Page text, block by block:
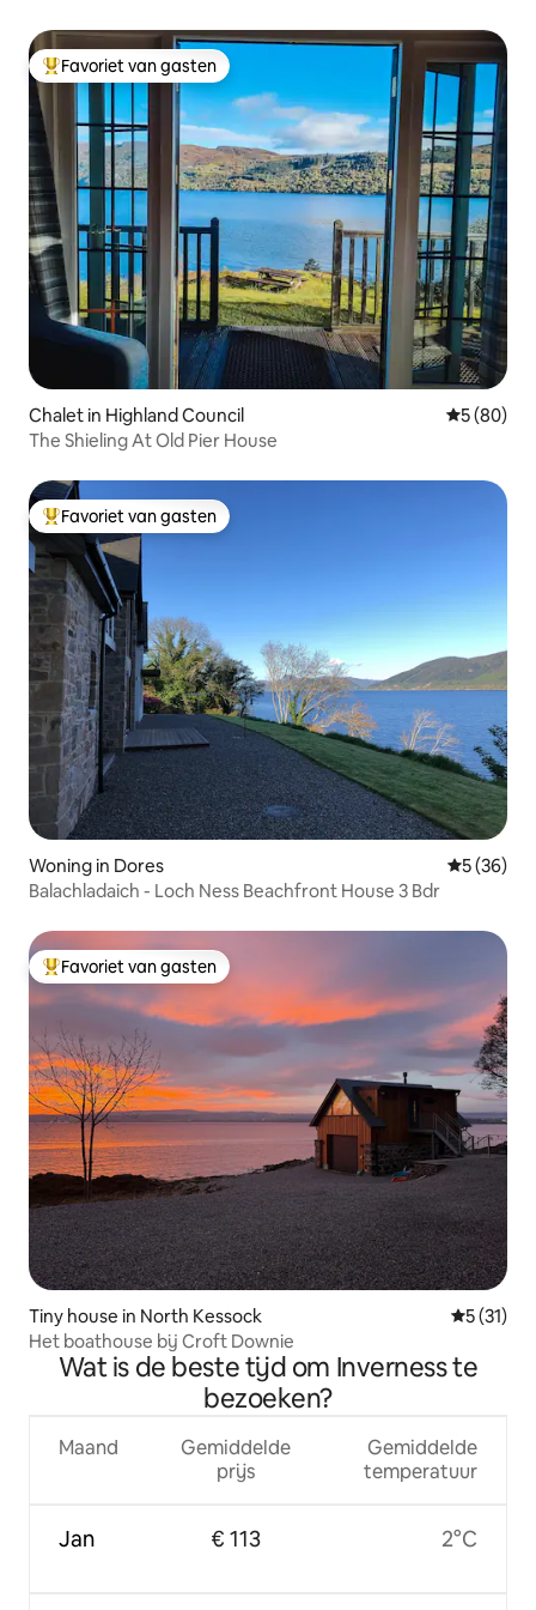
Topfavoriet van gasten
Favoriet van gasten
Chalet in Highland Council
5 (80)
The Shieling At Old Pier House
Topfavoriet van gasten
Favoriet van gasten
Woning in Dores
5 (36)
Balachladaich - Loch Ness Beachfront House 3 Bdr
Topfavoriet van gasten
Favoriet van gasten
Tiny house in North Kessock
5 (31)
Het boathouse bij Croft Downie
Wat is de beste tijd om Inverness te
bezoeken?
Maand
Jan
Gemiddelde
prijs
€ 113
Gemiddelde
temperatuur
2°C